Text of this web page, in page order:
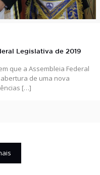
Legislativa de 2019
que a Assembleia Federal
de uma nova
[…]